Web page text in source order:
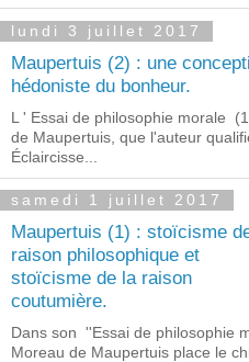
lundi 3 juillet 2017
Maupertuis (2) : une
hédoniste du bonheur.
L ' Essai de philosophie morale
de Maupertuis, que l'auteur
Éclaircisse...
samedi 1 juillet 2017
Maupertuis (1) : stoïcisme
raison philosophique et
stoïcisme de la raison
coutumière.
Dans son ''Essai de philosophie
Moreau de Maupertuis place le